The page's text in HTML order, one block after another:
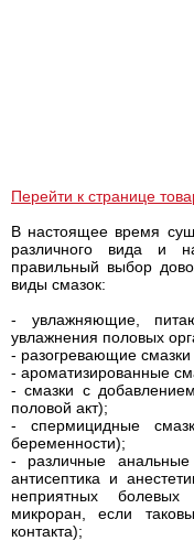
Перейти к странице
В настоящее время
различного вида и
правильный выбор
виды смазок:
- увлажняющие,
увлажнения половых
- разогревающие
- ароматизированные
- смазки с
половой акт);
- спермицидные
беременности);
- различные
антисептика и
неприятных
микроран, если
контакта);